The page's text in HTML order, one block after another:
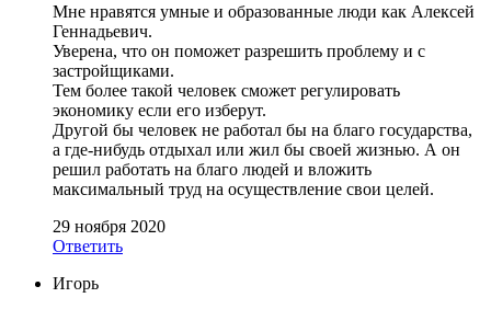
Мне нравятся умные и образованные люди как Алексей
Геннадьевич.
Уверена, что он поможет разрешить проблему и с
застройщиками.
Тем более такой человек сможет регулировать
экономику если его изберут.
Другой бы человек не работал бы на благо государства,
а где-нибудь отдыхал или жил бы своей жизнью. А он
решил работать на благо людей и вложить
максимальный труд на осуществление свои целей.
29 ноября 2020
Ответить
Игорь